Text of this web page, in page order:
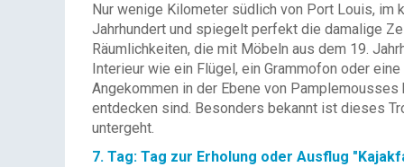
Nur wenige Kilometer südlich von Port Louis, im
Jahrhundert und spiegelt perfekt die damalige
Räumlichkeiten, die mit Möbeln aus dem 19.
Interieur wie ein Flügel, ein Grammofon oder
Angekommen in der Ebene von
entdecken sind. Besonders bekannt ist dieses
untergeht.
7. Tag: Tag zur Erholung oder Ausflug